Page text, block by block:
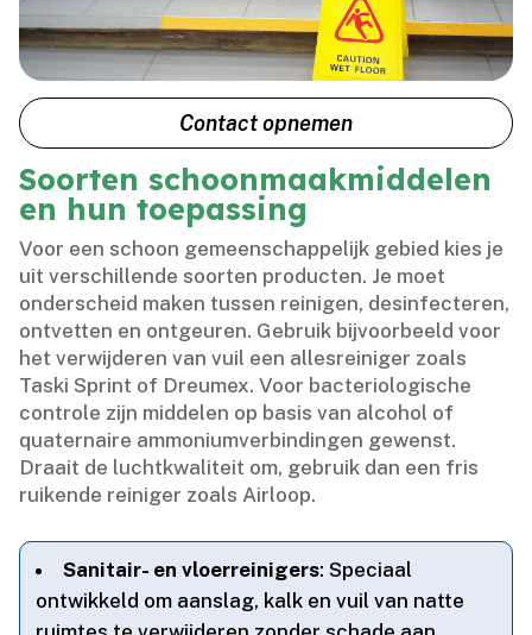
Contact opnemen
Soorten schoonmaakmiddelen
en hun toepassing
Voor een schoon gemeenschappelijk gebied kies je
uit verschillende soorten producten.​ Je moet
onderscheid maken tussen reinigen, desinfecteren,
ontvetten en ontgeuren.​ Gebruik bijvoorbeeld voor
het verwijderen van vuil een allesreiniger zoals
Taski Sprint of Dreumex.​ Voor bacteriologische
controle zijn middelen op basis van alcohol of
quaternaire ammoniumverbindingen gewenst.​
Draait de luchtkwaliteit om, gebruik dan een fris
ruikende reiniger zoals Airloop.​
Sanitair- en vloerreinigers: Speciaal
ontwikkeld om aanslag, kalk en vuil van natte